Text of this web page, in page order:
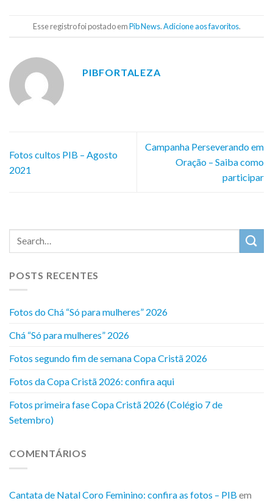
Esse registro foi postado emPib News.Adicione aos favoritos.
PIBFORTALEZA
Fotos cultos PIB – Agosto
2021
Campanha Perseverando em
Oração – Saiba como
participar
POSTS RECENTES
Fotos do Chá “Só para mulheres” 2026
Chá “Só para mulheres” 2026
Fotos segundo fim de semana Copa Cristã 2026
Fotos da Copa Cristã 2026: confira aqui
Fotos primeira fase Copa Cristã 2026 (Colégio 7 de
Setembro)
COMENTÁRIOS
Cantata de Natal Coro Feminino: confira as fotos – PIB em